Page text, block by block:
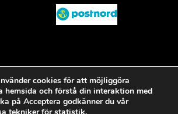
cookies för att möjliggöra
hemsida och förstå din interaktion med
på Acceptera godkänner du vår